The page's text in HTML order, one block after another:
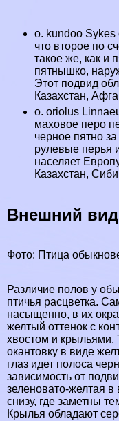
o. kundoo Sykes
что второе по
такое же, как и
пятнышко,
Этот подвид
Казахстан,
o. oriolus
маховое перо
черное пятно
рулевые перья
населяет
Казахстан,
Внешний
Фото: Птица
Различие полов у
птичья расцветка.
насыщенно, в их
желтый оттенок с
хвостом и крыльями.
окантовку в виде
глаз идет полоса
зависимость от
зеленовато-желтая в
снизу, где заметны
Крылья обладают